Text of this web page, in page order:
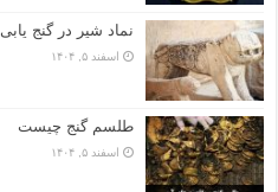
نماد شیر در گنج یابی
اسفند ۵, ۱۴۰۴
طلسم گنج چیست
اسفند ۵, ۱۴۰۴